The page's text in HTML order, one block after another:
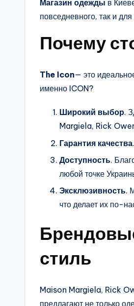
Магазин одежды в
повседневного, так и
Почему
The Icon— это
именно ICON?
Широкий выбор.
Margiela, Rick
Гарантия качества
Доступность.
любой точке
Эксклюзивность.
что делает их по-
стиль
Maison Margiela, Rick
предлагают не только